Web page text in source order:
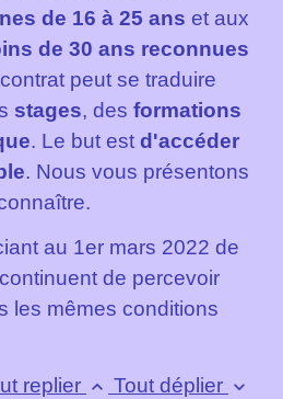
de 16 à 25 ans et aux
de 30 ans reconnues
peut se traduire
stages, des formations
. Le but est d'accéder
. Nous vous présentons
au 1er mars 2022 de
de percevoir
les mêmes conditions
replier keyboard_arrow_up Tout déplier keyboard_arrow_down